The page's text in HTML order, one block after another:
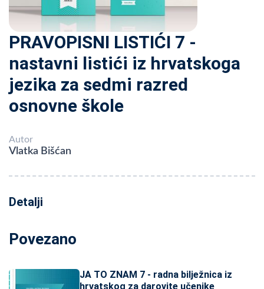
PRAVOPISNI LISTIĆI 7 -
nastavni listići iz hrvatskoga
jezika za sedmi razred
osnovne škole
Autor
Vlatka Bišćan
Detalji
Povezano
JA TO ZNAM 7 - radna bilježnica iz
hrvatskog za darovite učenike